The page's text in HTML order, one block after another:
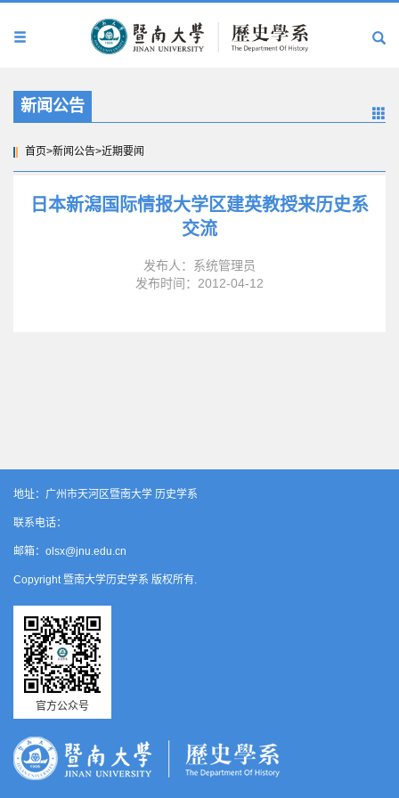
新闻公告
首页>新闻公告>近期要闻
日本新潟国际情报大学区建英教授来历史系
交流
发布人：系统管理员
发布时间：2012-04-12
地址：广州市天河区暨南大学 历史学系
联系电话：
邮箱：olsx@jnu.edu.cn
Copyright 暨南大学历史学系 版权所有.
官方公众号